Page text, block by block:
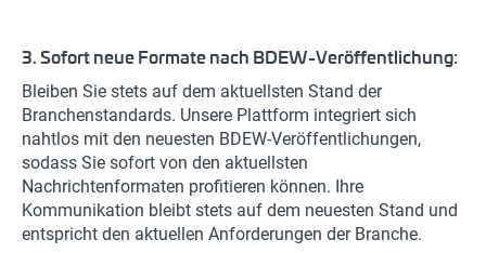
3. Sofort neue Formate nach BDEW-Veröffentlichung:
Bleiben Sie stets auf dem aktuellsten Stand der
Branchenstandards. Unsere Plattform integriert sich
nahtlos mit den neuesten BDEW-Veröffentlichungen,
sodass Sie sofort von den aktuellsten
Nachrichtenformaten profitieren können. Ihre
Kommunikation bleibt stets auf dem neuesten Stand und
entspricht den aktuellen Anforderungen der Branche.